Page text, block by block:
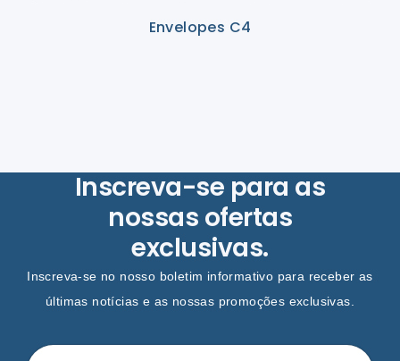
Envelopes C4
Inscreva-se para as
nossas ofertas
exclusivas.
Inscreva-se no nosso boletim informativo para receber as
últimas notícias e as nossas promoções exclusivas.